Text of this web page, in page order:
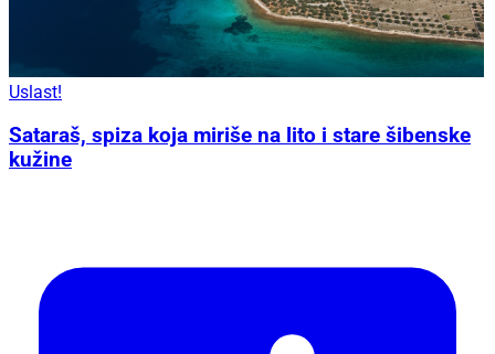
Uslast!
Sataraš, spiza koja miriše na lito i stare šibenske
kužine